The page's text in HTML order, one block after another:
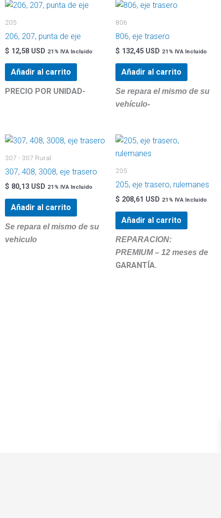
205
206, 207, punta de eje
$ 12,58 USD 21% IVA Incluido
Añadir al carrito
PRECIO POR UNIDAD-
806
806, eje trasero
$ 132,45 USD 21% IVA Incluido
Añadir al carrito
Se repara el mismo de su
vehículo-
307 - 307 Rural
307, 408, 3008, eje trasero
$ 80,13 USD 21% IVA Incluido
Añadir al carrito
Se repara el mismo de su
vehiculo
205
205, eje trasero, rulemanes
$ 208,61 USD 21% IVA Incluido
Añadir al carrito
REPARACION:
PREMIUM – 12 meses de
GARANTÍA.